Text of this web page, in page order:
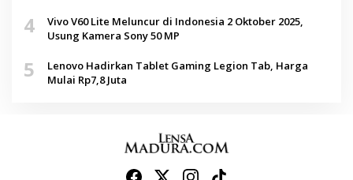
4
Vivo V60 Lite Meluncur di Indonesia 2 Oktober 2025,
Usung Kamera Sony 50 MP
5
Lenovo Hadirkan Tablet Gaming Legion Tab, Harga
Mulai Rp7,8 Juta